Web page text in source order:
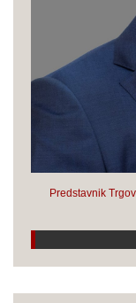
Predstavnik